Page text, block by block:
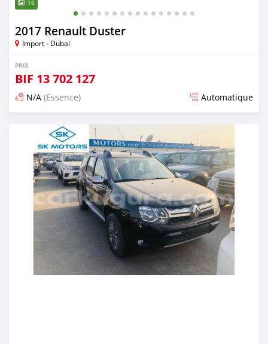
16
2017 Renault Duster
Import - Dubai
PRIX
BIF 13 702 127
N/A (Essence) Automatique
Publié il y a presque 6 ans